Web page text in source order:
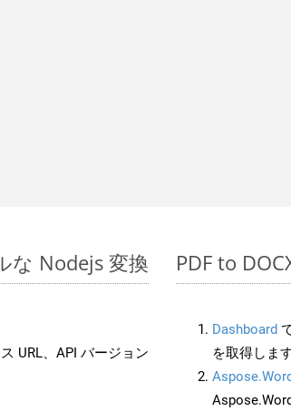
な Nodejs 変換
URL、API バージョン
PDF to
Dashboard
を取得しま